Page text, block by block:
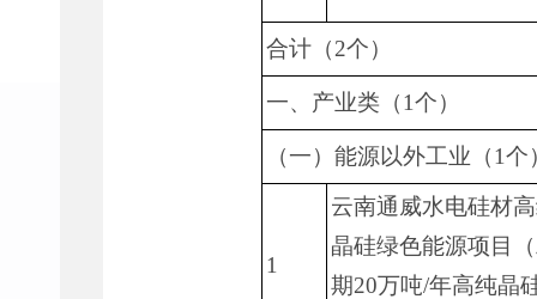
合计（2个）
一、产业类（1个）
（一）能源以外工业（1个
1
云南通威水电硅材
晶硅绿色能源项目
期20万吨/年高纯晶